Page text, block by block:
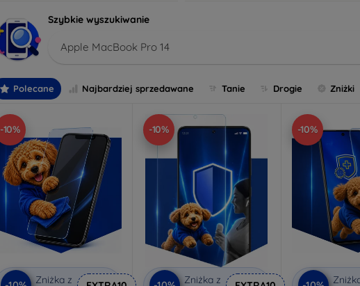
Szybkie wyszukiwanie
Apple MacBook Pro 14
Polecane Najbardziej sprzedawane Tanie Drogie Zniżki
-10%
Zniżka z
-10%
Zniżka z
-10%